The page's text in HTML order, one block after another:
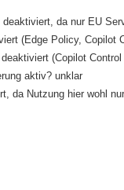
deaktiviert, da nur EU
(Edge Policy, Copilot
(Copilot
aktiv? unklar
da Nutzung hier wohl